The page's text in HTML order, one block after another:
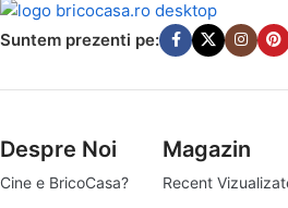
Suntem prezenti pe:
Despre Noi
Cine e BricoCasa?
Magazin
Recent